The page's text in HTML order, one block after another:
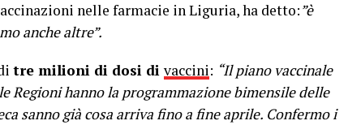
nelle farmacie in Liguria, ha detto:”è
anche altre”.
tre milioni di dosi di vaccini: “Il piano vaccinale
Regioni hanno la programmazione bimensile delle
sanno già cosa arriva fino a fine aprile. Confermo i